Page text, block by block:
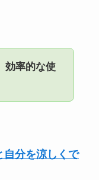
効率的な使
自分を涼しくで